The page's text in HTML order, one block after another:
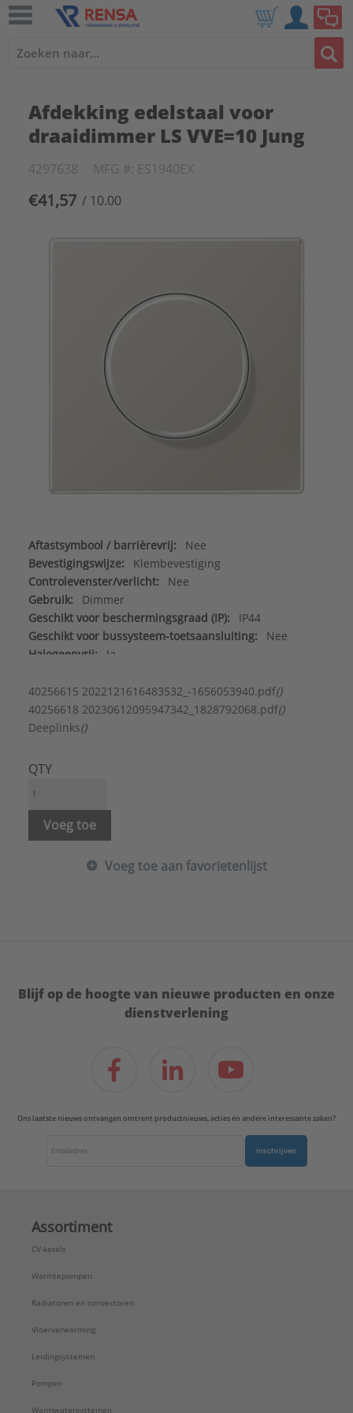
Afdekking edelstaal voor
draaidimmer LS VVE=10 Jung
4297638 MFG #: ES1940EX
€41,57 / 10.00
Aftastsymbool / barrièrevrij:
Nee
Bevestigingswijze:
Klembevestiging
Controlevenster/verlicht:
Nee
Gebruik:
Dimmer
Geschikt voor beschermingsgraad (IP):
IP44
Geschikt voor bussysteem-toetsaansluiting:
Nee
Halogeenvrij:
Ja
Materiaal:
Metaal
Materiaalkwaliteit:
Roestvaststaal ( RVS )
Merk:
Jung
Met verwisselbare lens/symbool:
Model:
Oppervlaktebescherming:
Uitvoering oppervlakte:
ES 1940 EX
40256615 2022121616483532_-1656053940.pdf()
40256618 20230612095947342_1828792068.pdf()
Deeplinks()
QTY
Voeg toe
Voeg toe aan favorietenlijst
Blijf op de hoogte van nieuwe producten en onze
dienstverlening
Ons laatste nieuws ontvangen omtrent productnieuws, acties en andere interessante zaken?
Inschrijven
Assortiment
CV-ketels
Warmtepompen
Radiatoren en convectoren
Vloerverwarming
Leidingsystemen
Pompen
Warmwatersystemen